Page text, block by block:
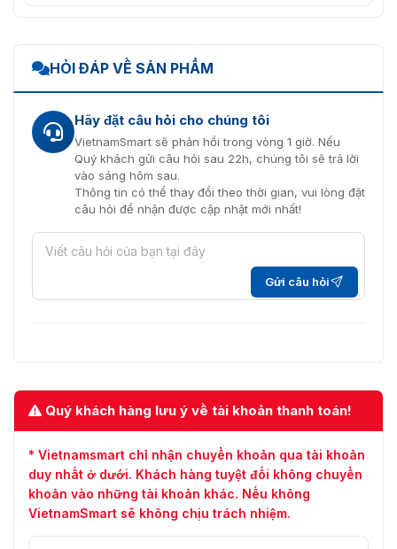
HỎI ĐÁP VỀ SẢN PHẨM
Hãy đặt câu hỏi cho chúng tôi
VietnamSmart sẽ phản hồi trong vòng 1 giờ. Nếu
Quý khách gửi câu hỏi sau 22h, chúng tôi sẽ trả lời
vào sáng hôm sau.
Thông tin có thể thay đổi theo thời gian, vui lòng đặt
câu hỏi để nhận được cập nhật mới nhất!
Gửi câu hỏi
Quý khách hàng lưu ý về tài khoản thanh toán!
* Vietnamsmart chỉ nhận chuyển khoản qua tài khoản
duy nhất ở dưới. Khách hàng tuyệt đối không chuyển
khoản vào những tài khoản khác. Nếu không
VietnamSmart sẽ không chịu trách nhiệm.